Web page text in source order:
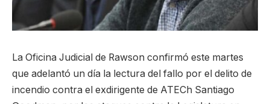
La Oficina Judicial de Rawson confirmó este martes
que adelantó un día la lectura del fallo por el delito de
incendio contra el exdirigente de ATECh Santiago